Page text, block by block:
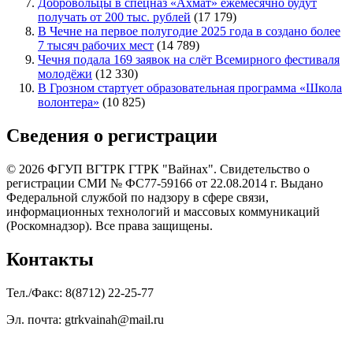
Добровольцы в спецназ «Ахмат» ежемесячно будут
получать от 200 тыс. рублей (17 179)
В Чечне на первое полугодие 2025 года в создано более
7 тысяч рабочих мест (14 789)
Чечня подала 169 заявок на слёт Всемирного фестиваля
молодёжи (12 330)
В Грозном стартует образовательная программа «Школа
волонтера» (10 825)
Сведения о регистрации
© 2026 ФГУП ВГТРК ГТРК "Вайнах". Свидетельство о
регистрации СМИ № ФС77-59166 от 22.08.2014 г. Выдано
Федеральной службой по надзору в сфере связи,
информационных технологий и массовых коммуникаций
(Роскомнадзор). Все права защищены.
Контакты
Тел./Факс: 8(8712) 22-25-77
Эл. почта: gtrkvainah@mail.ru